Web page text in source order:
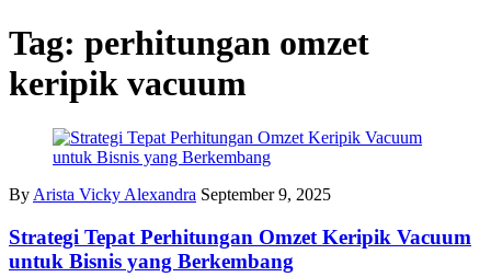
Tag: perhitungan omzet
keripik vacuum
By Arista Vicky Alexandra September 9, 2025
Strategi Tepat Perhitungan Omzet Keripik Vacuum
untuk Bisnis yang Berkembang